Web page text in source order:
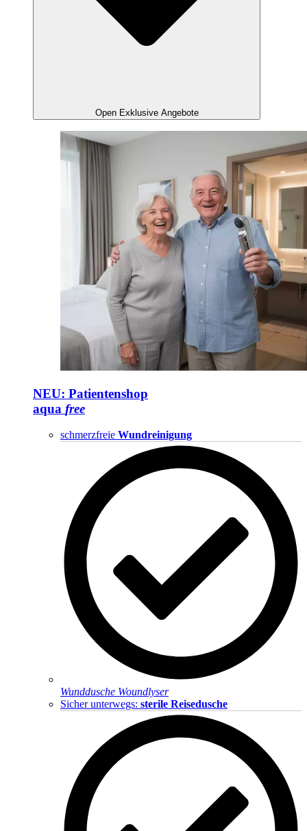
Open Exklusive Angebote
NEU: Patientenshop
aqua free
schmerzfreie Wundreinigung
Wunddusche Woundlyser
Sicher unterwegs: sterile Reisedusche